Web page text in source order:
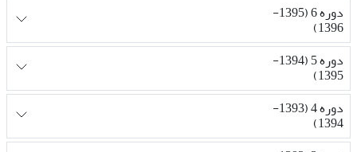
دوره 6 (1395-
1396)
دوره 5 (1394-
1395)
دوره 4 (1393-
1394)